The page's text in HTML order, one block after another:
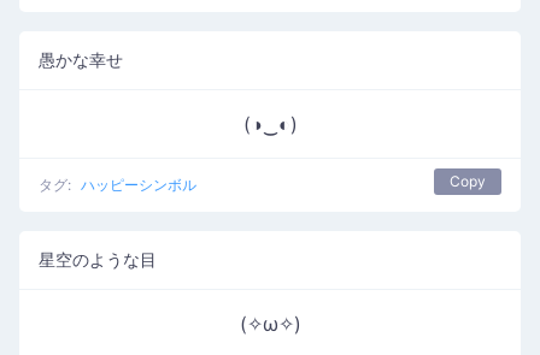
愚かな幸せ
(◑‿◐)
タグ: ハッピーシンボル Copy
星空のような目
(✧ω✧)